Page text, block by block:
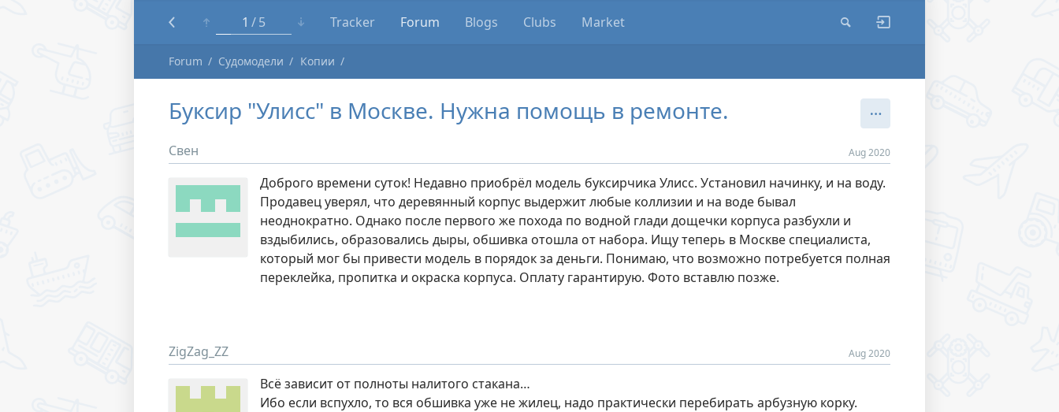
1 5 Tracker Forum Blogs Clubs Market
Forum Судомодели Копии
Буксир "Улисс" в Москве. Нужна помощь в ремонте.
Свен Aug 2020
Доброго времени суток! Недавно приобрёл модель буксирчика Улисс. Установил начинку, и на воду.
Продавец уверял, что деревянный корпус выдержит любые коллизии и на воде бывал
неоднократно. Однако после первого же похода по водной глади дощечки корпуса разбухли и
вздыбились, образовались дыры, обшивка отошла от набора. Ищу теперь в Москве специалиста,
который мог бы привести модель в порядок за деньги. Понимаю, что возможно потребуется полная
переклейка, пропитка и окраска корпуса. Оплату гарантирую. Фото вставлю позже.
ZigZag_ZZ Aug 2020
Всё зависит от полноты налитого стакана…
Ибо если вспухло, то вся обшивка уже не жилец, надо практически перебирать арбузную корку.